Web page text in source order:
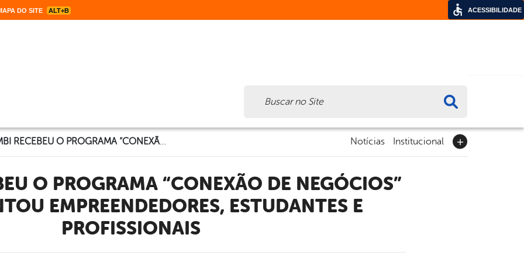
DO SITE ALT+B
CALUMBI RECEBEU O PROGRAMA “CONEXÃO DE NEGÓCIOS” E MOVIMENTOU EMPREENDEDORES, ESTUDANTES E PROFISSIONAIS Notícias Institucional
EMPREENDEDORES, ESTUDANTES E
PROFISSIONAIS
ACESSIBILIDADE